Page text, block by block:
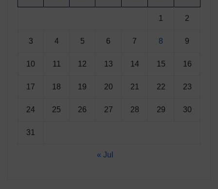
1 2
3 4 5 6 7 8 9
10 11 12 13 14 15 16
17 18 19 20 21 22 23
24 25 26 27 28 29 30
31
« Jul